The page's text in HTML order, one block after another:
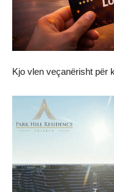
Kjo vlen veçanërisht për